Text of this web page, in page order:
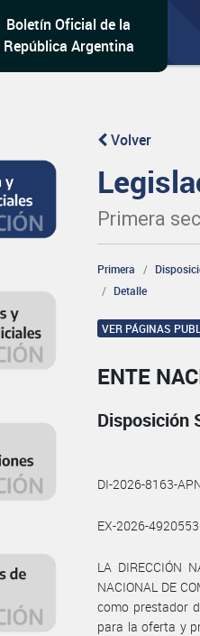
Boletín Oficial de la
República Argentina
Volver
Primera
Primera
Detalle
VER PÁGINAS
ENTE
Disposición
DI-2026-8163-
EX-2026-
LA DIRECCIÓN
NACIONAL DE
como prestador
para la oferta y